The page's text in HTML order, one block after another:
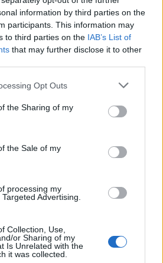
information by third parties on the
participants. This information may
to third parties on the IAB’s List of
that may further disclose it to other
Opt Outs
the Sharing of my
the Sale of my
processing my
Advertising.
Collection, Use,
or Sharing of my
Is Unrelated with the
it was collected.